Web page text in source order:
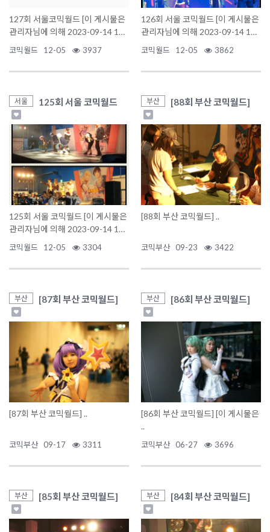
127회 서울코믹월드 [이 게시물은
관리자님에 의해 2023-09-14 15:
29:08 행사갤러리에서 이동 ..
코믹월드 12-05 3937
126회 서울 코믹월드 [이 게시물은
관리자님에 의해 2023-09-14 15:
29:08 행사갤러리에서 이동 됨]
코믹월드 12-05 3862
서울 125회 서울 코믹월드
125회 서울 코믹월드 [이 게시물은
관리자님에 의해 2023-09-14 15:
29:08 행사갤러리에서 이동..
코믹월드 12-05 3304
부산 [88회 부산 코믹월드]
[88회 부산 코믹월드] ..
코믹부산 09-23 3422
부산 [87회 부산 코믹월드]
[87회 부산 코믹월드] ..
코믹부산 09-17 3311
부산 [86회 부산 코믹월드]
[86회 부산 코믹월드] [이 게시물은
..
코믹부산 06-27 3696
부산 [85회 부산 코믹월드] 부산 [84회 부산 코믹월드]